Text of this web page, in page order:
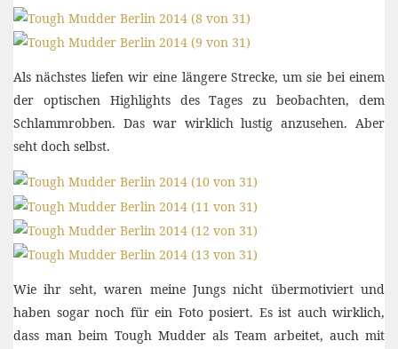
Als nächstes liefen wir eine längere Strecke, um sie bei einem
der optischen Highlights des Tages zu beobachten, dem
Schlammrobben. Das war wirklich lustig anzusehen. Aber
seht doch selbst.
Wie ihr seht, waren meine Jungs nicht übermotiviert und
haben sogar noch für ein Foto posiert. Es ist auch wirklich,
dass man beim Tough Mudder als Team arbeitet, auch mit